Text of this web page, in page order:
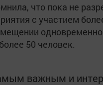
что пока не
с участием
50 человек.
важным и